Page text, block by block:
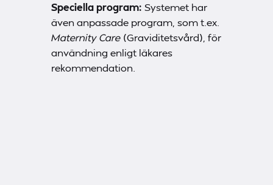
Speciella program: Systemet har
även anpassade program, som t.ex.
Maternity Care(Graviditetsvård), för
användning enligt läkares
rekommendation.